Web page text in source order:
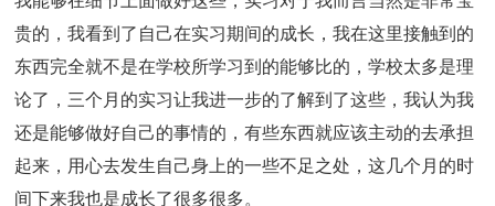
贵的，我看到了自己在实习期间的成长，我在这里接触到的
东西完全就不是在学校所学习到的能够比的，学校太多是理
论了，三个月的实习让我进一步的了解到了这些，我认为我
还是能够做好自己的事情的，有些东西就应该主动的去承担
起来，用心去发生自己身上的一些不足之处，这几个月的时
间下来我也是成长了很多很多。